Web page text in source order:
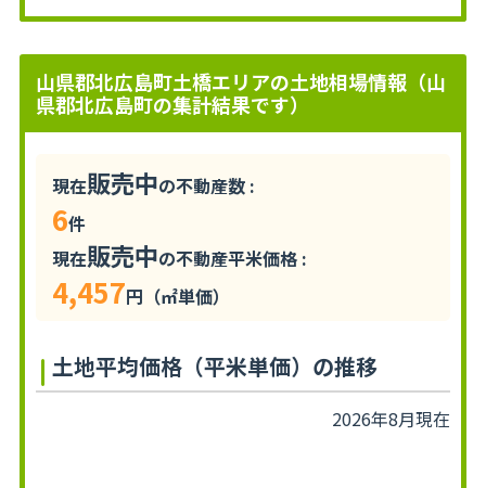
山県郡北広島町土橋エリアの土地相場情報（山
県郡北広島町の集計結果です）
現在販売中の不動産数 :
6件
現在販売中の不動産平米価格 :
4,457円（㎡単価）
土地平均価格（平米単価）の推移
2026年8月現在